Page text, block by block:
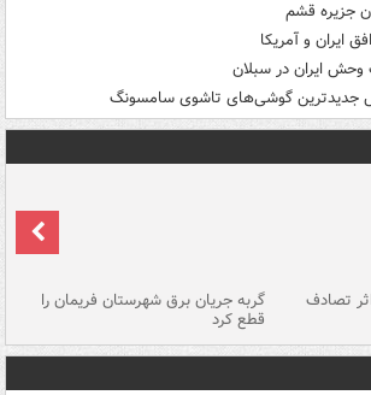
جزیره قشم
ایران و آمریکا
وحش ایران در سبلان
جدیدترین گوشی‌های تاشوی سامسونگ
بر اثر تصادف گربه جریان برق شهرستان فریمان را
قطع کرد